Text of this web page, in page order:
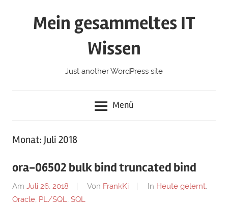
Mein gesammeltes IT
Wissen
Just another WordPress site
Menü
Monat: Juli 2018
ora-06502 bulk bind truncated bind
Am Juli 26, 2018 Von FrankKi In Heute gelernt,
Oracle, PL/SQL, SQL